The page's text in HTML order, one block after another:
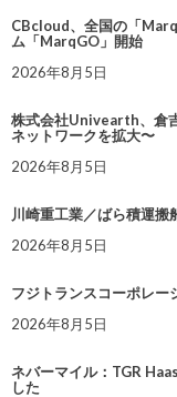
CBcloud、全国の「
ム「MarqGO」開始
2026年8月5日
株式会社Univearth、倉
ネットワークを拡大〜
2026年8月5日
川崎重工業／ばら積運搬
2026年8月5日
フジトランスコーポレー
2026年8月5日
ネバーマイル：TGR
した